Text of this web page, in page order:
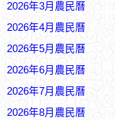
2026年3月農民曆
2026年4月農民曆
2026年5月農民曆
2026年6月農民曆
2026年7月農民曆
2026年8月農民曆